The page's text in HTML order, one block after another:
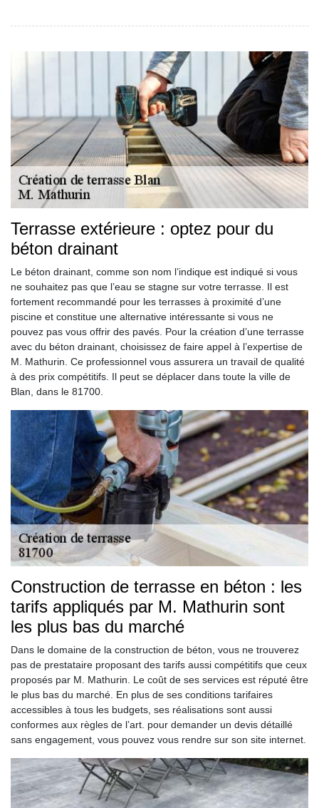
Terrasse extérieure : optez pour du
béton drainant
Le béton drainant, comme son nom l’indique est indiqué si vous
ne souhaitez pas que l’eau se stagne sur votre terrasse. Il est
fortement recommandé pour les terrasses à proximité d’une
piscine et constitue une alternative intéressante si vous ne
pouvez pas vous offrir des pavés. Pour la création d’une terrasse
avec du béton drainant, choisissez de faire appel à l’expertise de
M. Mathurin. Ce professionnel vous assurera un travail de qualité
à des prix compétitifs. Il peut se déplacer dans toute la ville de
Blan, dans le 81700.
Construction de terrasse en béton : les
tarifs appliqués par M. Mathurin sont
les plus bas du marché
Dans le domaine de la construction de béton, vous ne trouverez
pas de prestataire proposant des tarifs aussi compétitifs que ceux
proposés par M. Mathurin. Le coût de ses services est réputé être
le plus bas du marché. En plus de ses conditions tarifaires
accessibles à tous les budgets, ses réalisations sont aussi
conformes aux règles de l’art. pour demander un devis détaillé
sans engagement, vous pouvez vous rendre sur son site internet.